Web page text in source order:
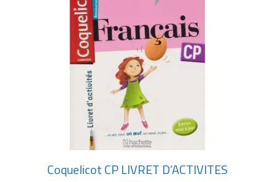
Coquelicot CP LIVRET D’ACTIVITES